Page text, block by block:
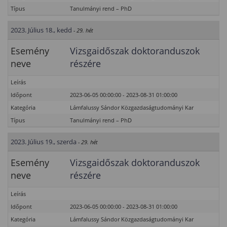
Típus
Tanulmányi rend – PhD
2023. Július 18., kedd - 29. hét
Esemény
neve
Vizsgaidőszak doktoranduszok
részére
Leírás
Időpont
2023-06-05 00:00:00 - 2023-08-31 01:00:00
Kategória
Lámfalussy Sándor Közgazdaságtudományi Kar
Típus
Tanulmányi rend – PhD
2023. Július 19., szerda - 29. hét
Esemény
neve
Vizsgaidőszak doktoranduszok
részére
Leírás
Időpont
2023-06-05 00:00:00 - 2023-08-31 01:00:00
Kategória
Lámfalussy Sándor Közgazdaságtudományi Kar